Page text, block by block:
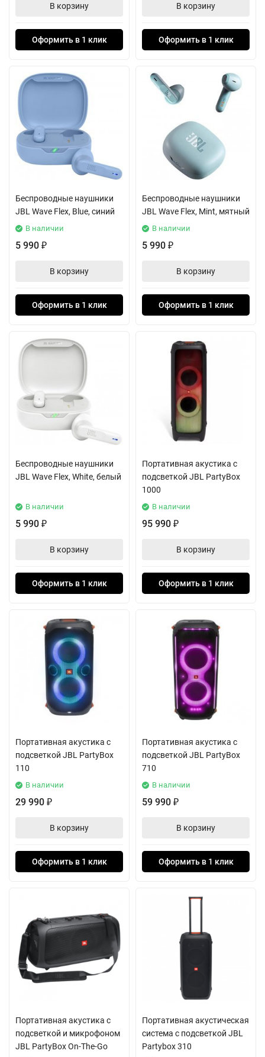
В корзину
Оформить в 1 клик
В корзину
Оформить в 1 клик
Беспроводные наушники
JBL Wave Flex, Blue, синий
В наличии
5 990 ₽
В корзину
Оформить в 1 клик
Беспроводные наушники
JBL Wave Flex, Mint, мятный
В наличии
5 990 ₽
В корзину
Оформить в 1 клик
Беспроводные наушники
JBL Wave Flex, White, белый
В наличии
5 990 ₽
В корзину
Оформить в 1 клик
Портативная акустика с
подсветкой JBL PartyBox
1000
В наличии
95 990 ₽
В корзину
Оформить в 1 клик
Портативная акустика с
подсветкой JBL PartyBox
110
В наличии
29 990 ₽
В корзину
Оформить в 1 клик
Портативная акустика с
подсветкой JBL PartyBox
710
В наличии
59 990 ₽
В корзину
Оформить в 1 клик
Портативная акустика с
подсветкой и микрофоном
JBL PartyBox On-The-Go
Портативная акустическая
система с подсветкой JBL
Partybox 310